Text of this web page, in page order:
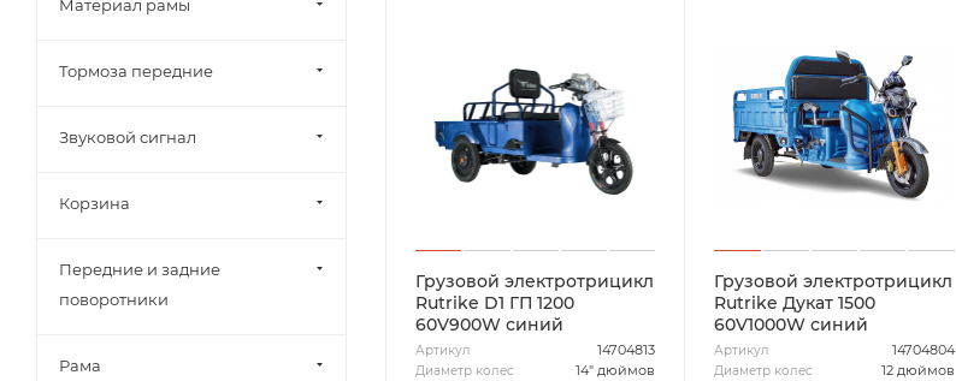
Грузовой электротрицикл
Rutrike D1 ГП 1200
60V900W синий
Артикул 14704813
Диаметр колес 14" дюймов
Грузовой электротрицикл
Rutrike Дукат 1500
60V1000W синий
Артикул 14704804
Диаметр колес 12 дюймов
Материал рамы
Тормоза передние
Звуковой сигнал
Корзина
Передние и задние
поворотники
Рама